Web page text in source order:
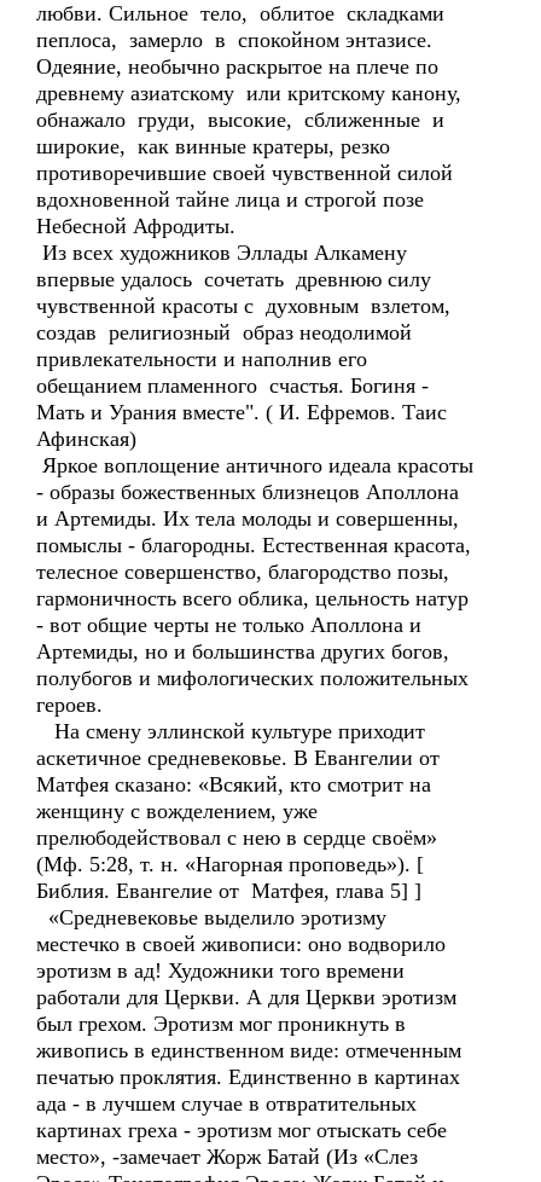
любви. Сильное тело, облитое складками
пеплоса, замерло в спокойном энтазисе.
Одеяние, необычно раскрытое на плече по
древнему азиатскому или критскому канону,
обнажало груди, высокие, сближенные и
широкие, как винные кратеры, резко
противоречившие своей чувственной силой
вдохновенной тайне лица и строгой позе
Небесной Афродиты.
Из всех художников Эллады Алкамену
впервые удалось сочетать древнюю силу
чувственной красоты с духовным взлетом,
создав религиозный образ неодолимой
привлекательности и наполнив его
обещанием пламенного счастья. Богиня -
Мать и Урания вместе". ( И. Ефремов. Таис
Афинская)
Яркое воплощение античного идеала красоты
- образы божественных близнецов Аполлона
и Артемиды. Их тела молоды и совершенны,
помыслы - благородны. Естественная красота,
телесное совершенство, благородство позы,
гармоничность всего облика, цельность натур
- вот общие черты не только Аполлона и
Артемиды, но и большинства других богов,
полубогов и мифологических положительных
героев.
На смену эллинской культуре приходит
аскетичное средневековье. В Евангелии от
Матфея сказано: «Всякий, кто смотрит на
женщину с вожделением, уже
прелюбодействовал с нею в сердце своём»
(Мф. 5:28, т. н. «Нагорная проповедь»). [
Библия. Евангелие от Матфея, глава 5] ]
«Средневековье выделило эротизму
местечко в своей живописи: оно водворило
эротизм в ад! Художники того времени
работали для Церкви. А для Церкви эротизм
был грехом. Эротизм мог проникнуть в
живопись в единственном виде: отмеченным
печатью проклятия. Единственно в картинах
ада - в лучшем случае в отвратительных
картинах греха - эротизм мог отыскать себе
место», -замечает Жорж Батай (Из «Слез